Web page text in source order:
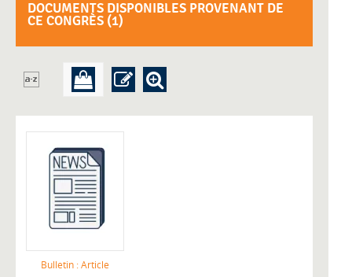
DOCUMENTS DISPONIBLES PROVENANT DE
CE CONGRÈS (1)
Bulletin : Article